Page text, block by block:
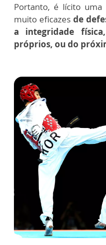
Portanto, é lícito uma
muito eficazesde
a integridade
próprios, ou do